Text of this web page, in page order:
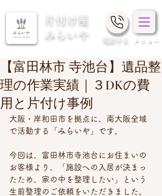
片付け屋
みらいや
​電話する メニュー
【富田林市 寺池台】遺品整
理の作業実績｜３DKの費
用と片付け事例
大阪・岸和田市を拠点に、南大阪全域
で活動する「みらいや」です。
今回は、富田林市寺池台にお住まいの
お客様より、「施設への入居が決まっ
たため、家の中を整理したい」という
生前整理のご依頼をいただきました。